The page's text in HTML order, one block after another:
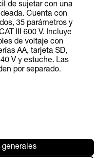
de sujetar con una
Cuenta con
35 parámetros y
III 600 V. Incluye
de voltaje con
AA, tarjeta SD,
V y estuche. Las
por separado.